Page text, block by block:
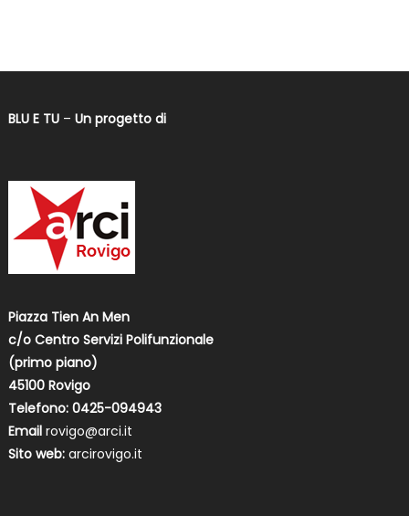
BLU E TU– Un progetto di
Piazza Tien An Men
c/o Centro Servizi Polifunzionale
(primo piano)
45100 Rovigo
Telefono: 0425-094943
Email rovigo@arci.it
Sito web: arcirovigo.it